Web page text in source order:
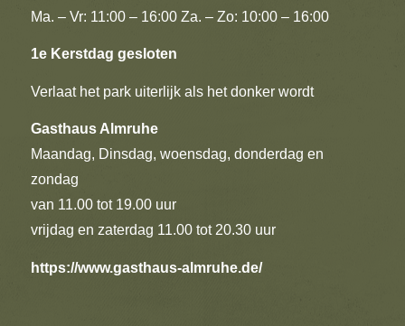
Ma. – Vr: 11:00 – 16:00 Za. – Zo: 10:00 – 16:00
1e Kerstdag gesloten
Verlaat het park uiterlijk als het donker wordt
Gasthaus Almruhe
Maandag, Dinsdag, woensdag, donderdag en
zondag
van 11.00 tot 19.00 uur
vrijdag en zaterdag 11.00 tot 20.30 uur
https://www.gasthaus-almruhe.de/